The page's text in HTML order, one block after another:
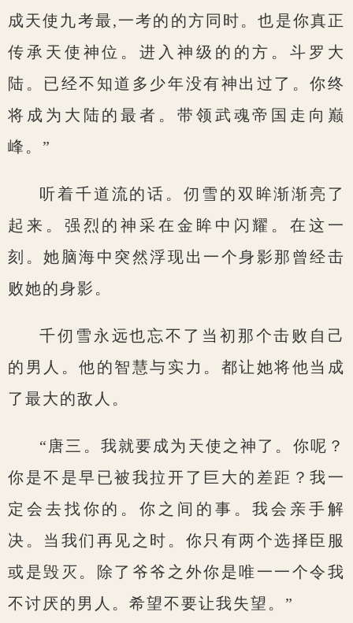
成天使九考最,一考的的方同时。也是你真正
传承天使神位。进入神级的的方。斗罗大
陆。已经不知道多少年没有神出过了。你终
将成为大陆的最者。带领武魂帝国走向巅
峰。”
听着千道流的话。仞雪的双眸渐渐亮了
起来。强烈的神采在金眸中闪耀。在这一
刻。她脑海中突然浮现出一个身影那曾经击
败她的身影。
千仞雪永远也忘不了当初那个击败自己
的男人。他的智慧与实力。都让她将他当成
了最大的敌人。
“唐三。我就要成为天使之神了。你呢？
你是不是早已被我拉开了巨大的差距？我一
定会去找你的。你之间的事。我会亲手解
决。当我们再见之时。你只有两个选择臣服
或是毁灭。除了爷爷之外你是唯一一个令我
不讨厌的男人。希望不要让我失望。”